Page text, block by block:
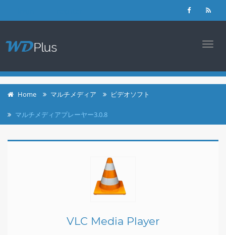
Home マルチメディア ビデオソフト
マルチメディアプレーヤー3.0.8
VLC Media Player